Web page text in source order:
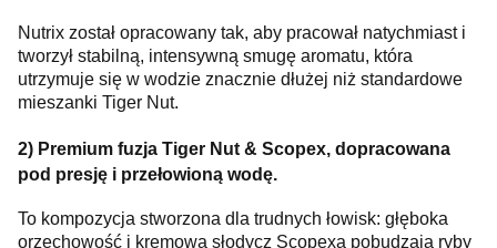
Nutrix został opracowany tak, aby pracował natychmiast i
tworzył stabilną, intensywną smugę aromatu, która
utrzymuje się w wodzie znacznie dłużej niż standardowe
mieszanki Tiger Nut.
2) Premium fuzja Tiger Nut & Scopex, dopracowana
pod presję i przełowioną wodę.
To kompozycja stworzona dla trudnych łowisk: głęboka
orzechowość i kremowa słodycz Scopexa pobudzają ryby